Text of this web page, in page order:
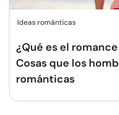
Ideas románticas
¿Qué es el
Cosas que los
románticas